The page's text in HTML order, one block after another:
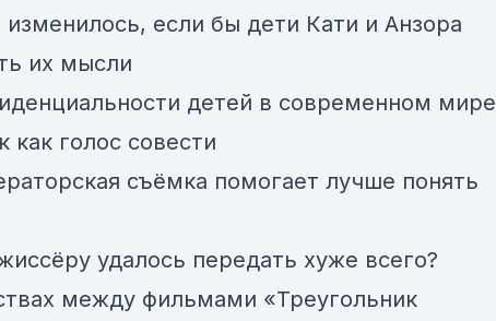
если бы дети Кати и Анзора
их мысли
детей в современном мире
как голос совести
съёмка помогает лучше понять
удалось передать хуже всего?
между фильмами «Треугольник